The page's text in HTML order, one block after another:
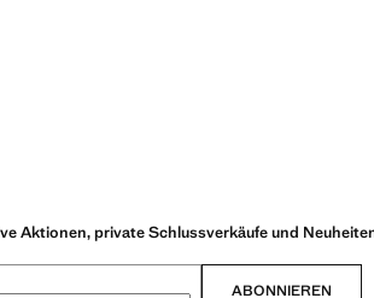
Aktionen, private Schlussverkäufe und
ABONNIEREN